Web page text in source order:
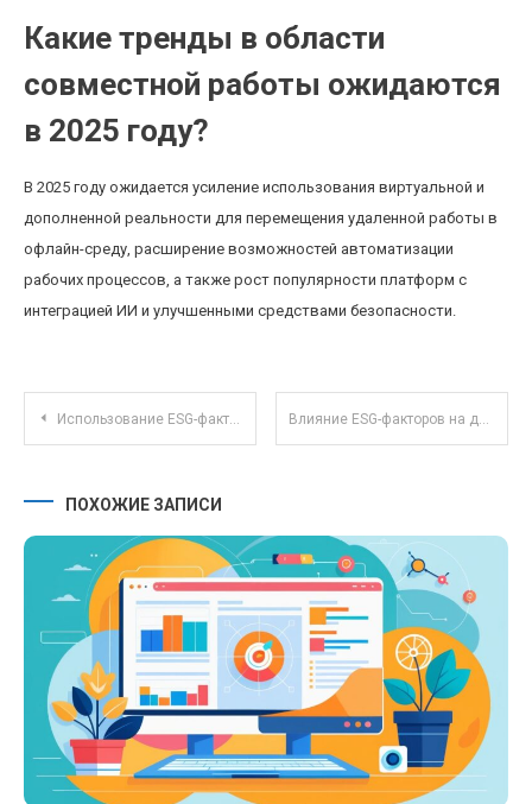
Какие тренды в области
совместной работы ожидаются
в 2025 году?
В 2025 году ожидается усиление использования виртуальной и
дополненной реальности для перемещения удаленной работы в
офлайн-среду, расширение возможностей автоматизации
рабочих процессов, а также рост популярности платформ с
интеграцией ИИ и улучшенными средствами безопасности.
Навигация по записям
Использование ESG-факторов в оценке облигаций: тренды и перспективы развития Влияние ESG-факторов на доходность корпоративных облигаций: новые тренды и оценки
ПОХОЖИЕ ЗАПИСИ